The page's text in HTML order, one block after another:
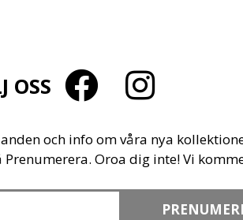
OSS
och info om våra nya
Oroa dig inte! Vi